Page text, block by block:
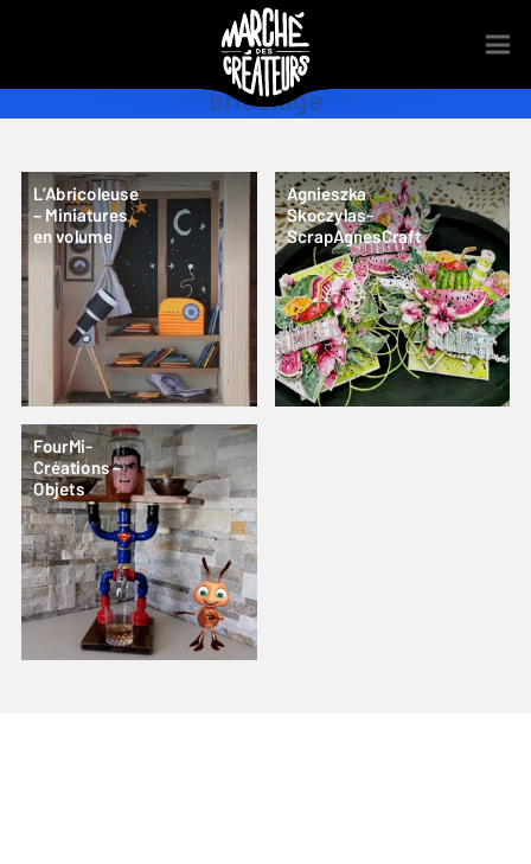
bricolage
L’Abricoleuse
– Miniatures
en volume
Agnieszka
Skoczylas-
ScrapAgnesCraft
FourMi-
Créations –
Objets